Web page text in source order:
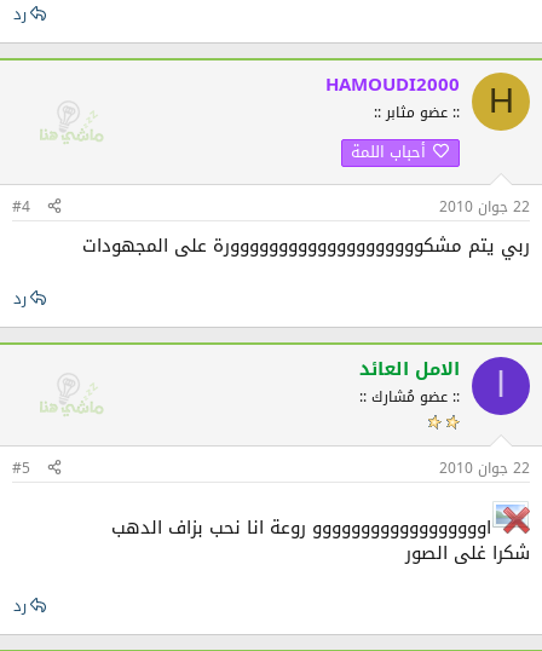
رد
H
HAMOUDI2000
:: عضو مثابر ::
أحباب اللمة
22 جوان 2010 #4
ربي يتم مشكوووووووووووووووووووورة على المجهودات
رد
الامل العائد
:: عضو مُشارك ::
22 جوان 2010 #5
اوووووووووووووووووو روعة انا نحب بزاف الدهب
شكرا غلى الصور
رد